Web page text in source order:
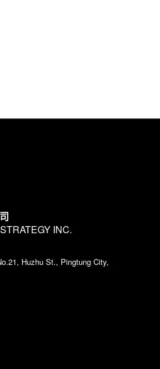
INC.
Huzhu St., Pingtung City,